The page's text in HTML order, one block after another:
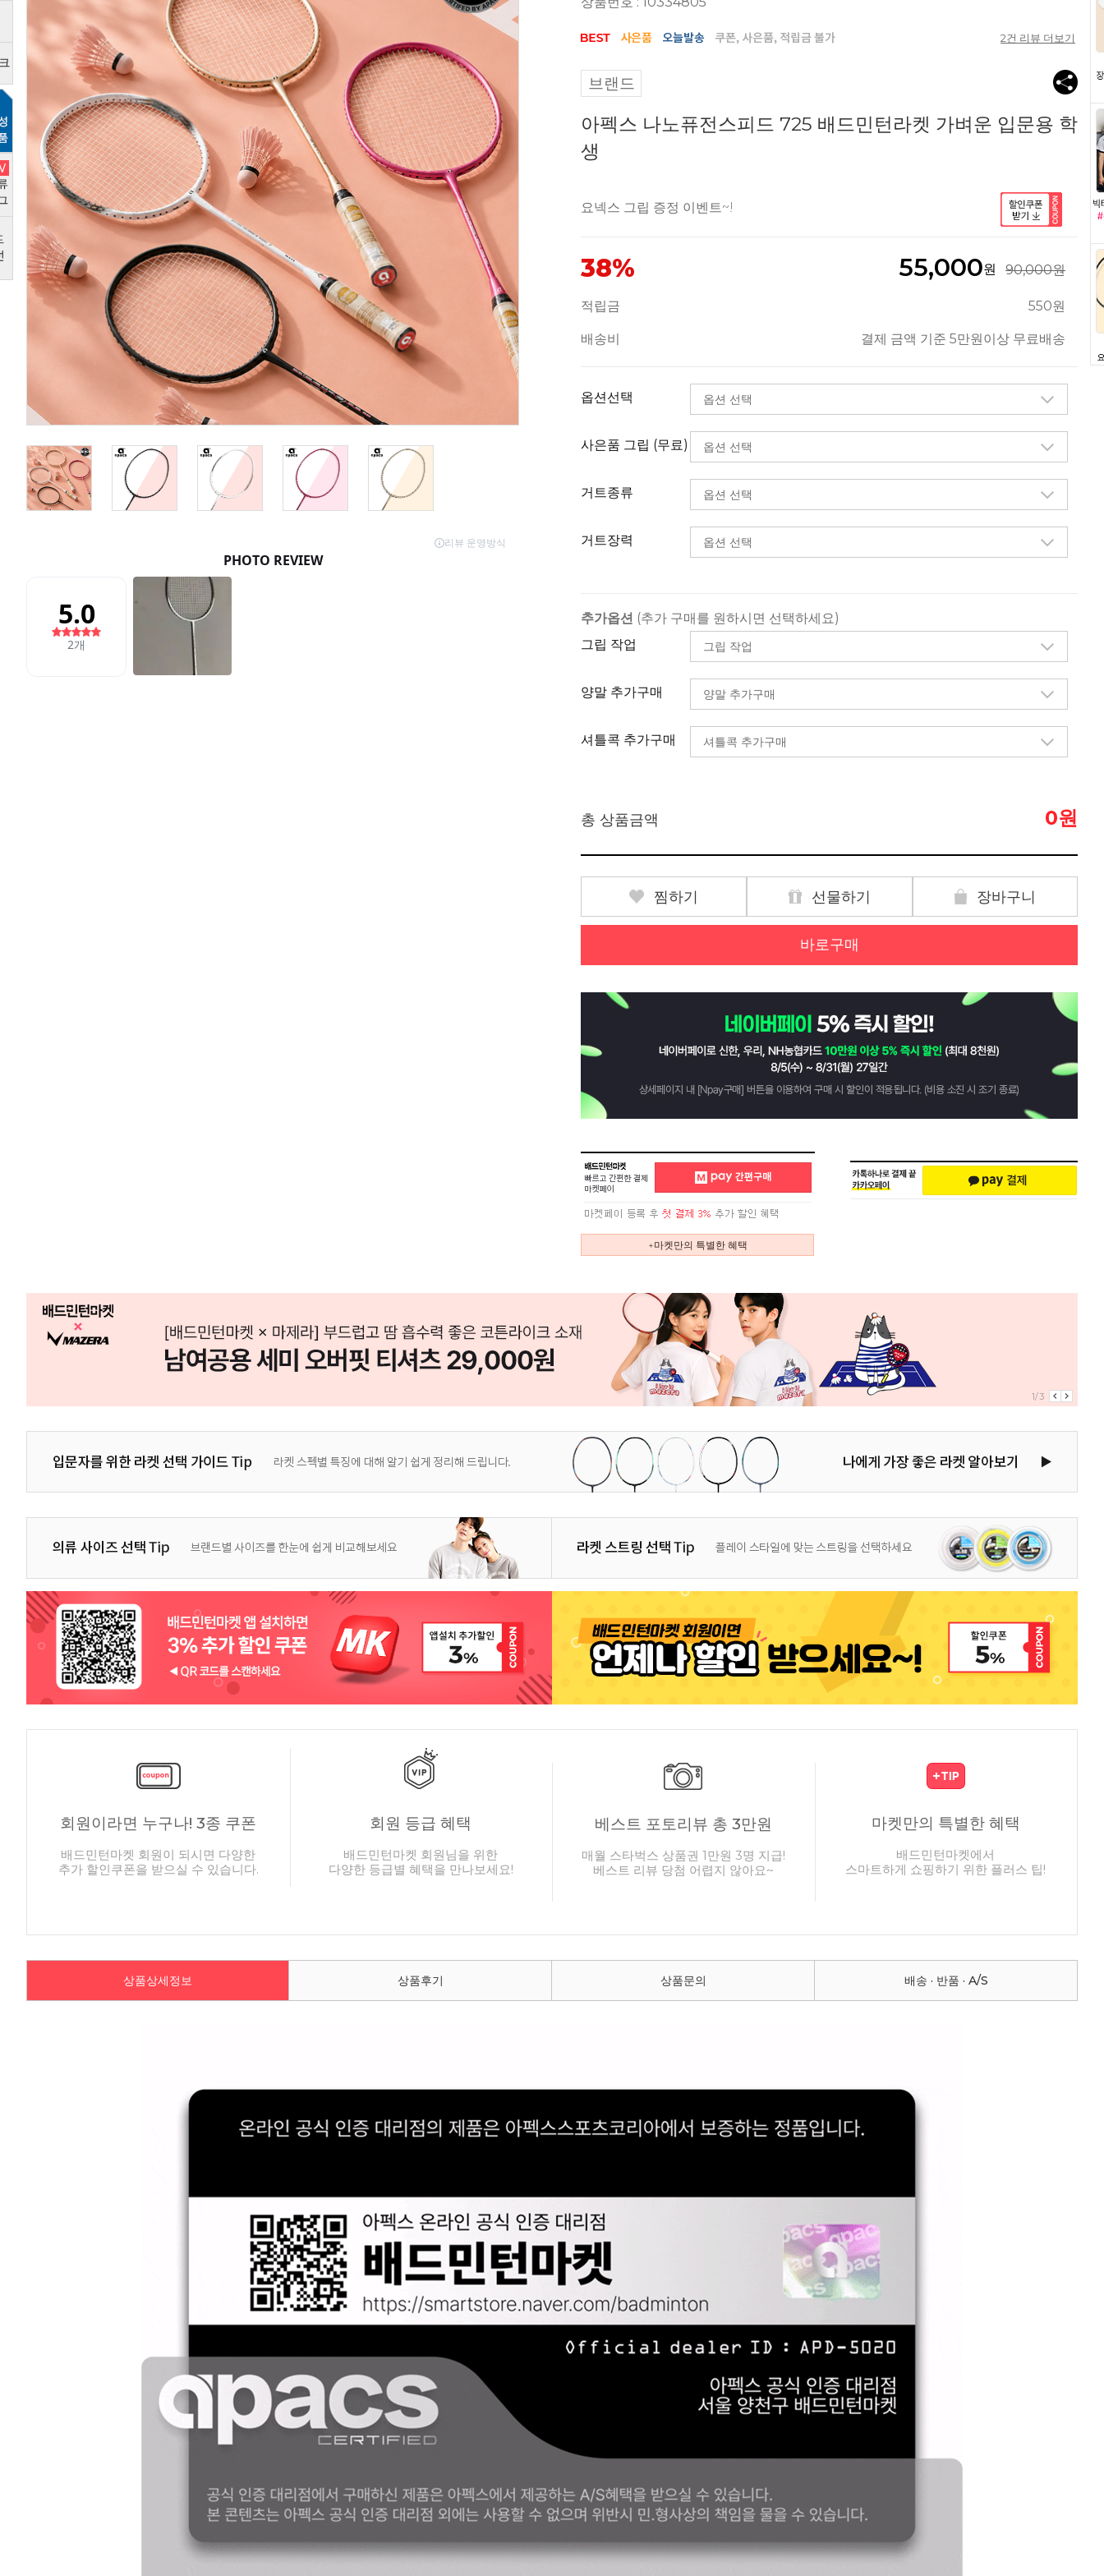
2건 리뷰 더보기
브랜드
아펙스 나노퓨전스피드 725 배드민턴라켓 가벼운 입문용 학
생
요넥스 그립 증정 이벤트~!
38% 55,000원 90,000원
적립금 550원
배송비 결제 금액 기준 5만원이상 무료배송
옵션선택
사은품 그립 (무료)
거트종류
거트장력
추가옵션 (추가 구매를 원하시면 선택하세요)
그립 작업
양말 추가구매
셔틀콕 추가구매
총 상품금액 0원
찜하기 선물하기 장바구니
바로구매
+마켓만의 특별한 혜택
1/3
회원이라면 누구나! 3종 쿠폰
배드민턴마켓 회원이 되시면 다양한
추가 할인쿠폰을 받으실 수 있습니다.
회원 등급 혜택
배드민턴마켓 회원님을 위한
다양한 등급별 혜택을 만나보세요!
베스트 포토리뷰 총 3만원
매월 스타벅스 상품권 1만원 3명 지급!
베스트 리뷰 당첨 어렵지 않아요~
마켓만의 특별한 혜택
배드민턴마켓에서
스마트하게 쇼핑하기 위한 플러스 팁!
상품상세정보 상품후기 상품문의 배송 · 반품 · A/S